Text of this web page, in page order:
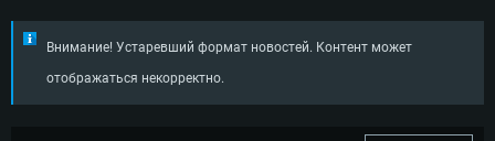
Внимание! Устаревший формат новостей. Контент может
отображаться некорректно.